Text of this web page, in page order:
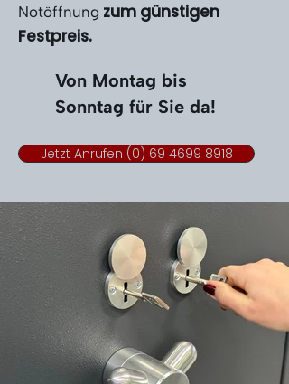
Notöffnung zum günstigen
Festpreis.
Von Montag bis
Sonntag für Sie da!
Jetzt Anrufen (0) 69 4699 8918